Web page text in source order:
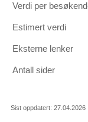
Verdi per
Estimert verdi
Eksterne lenker
Antall sider
Sist oppdatert: